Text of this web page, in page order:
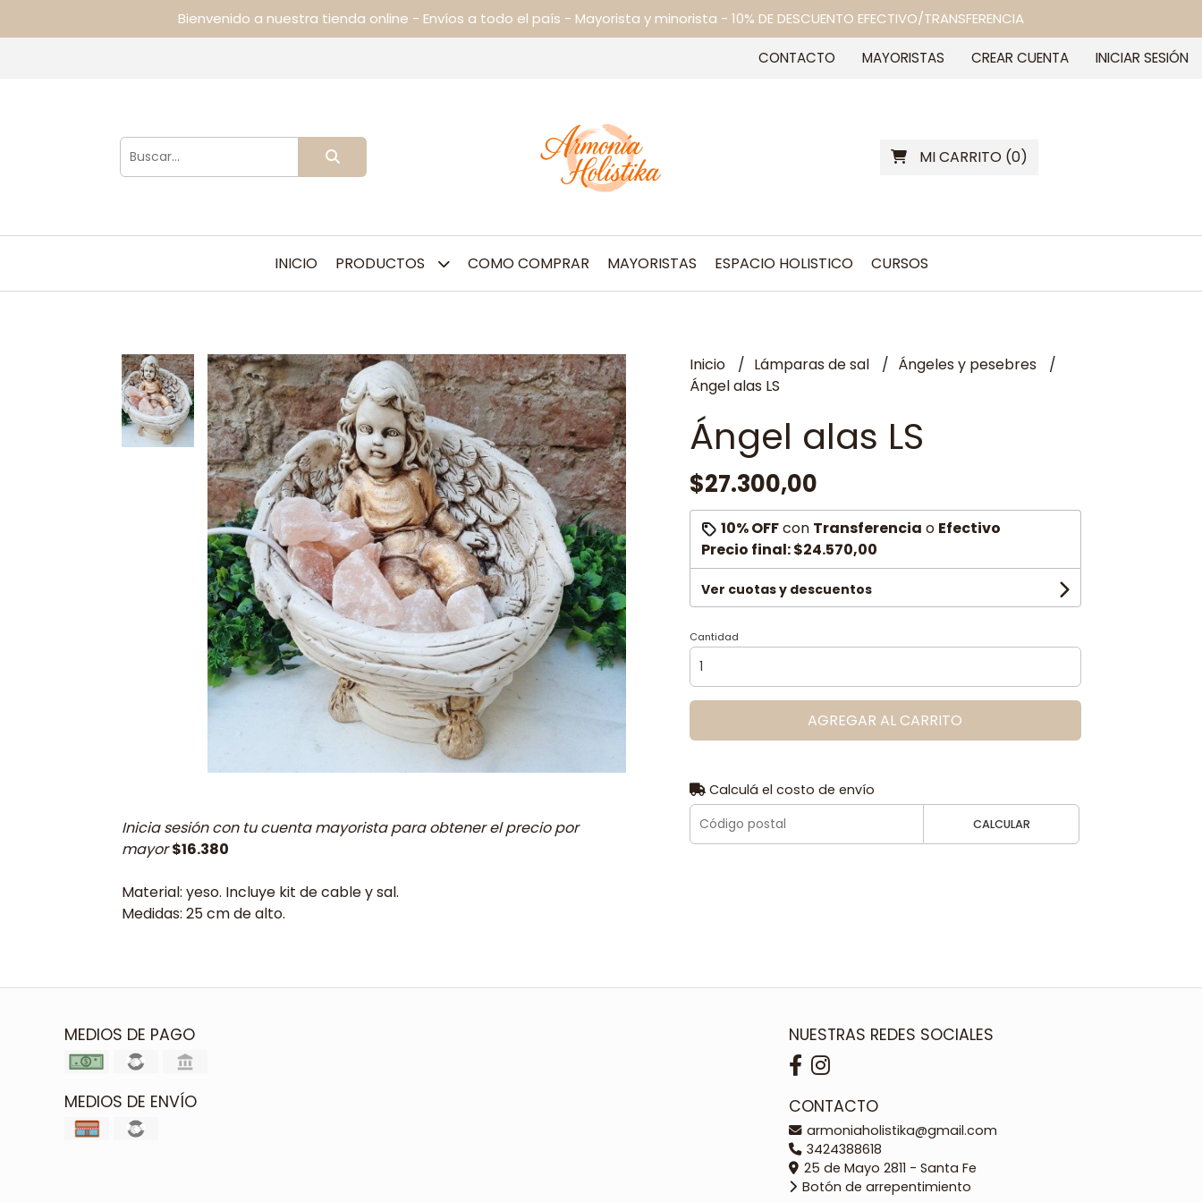
Bienvenido a nuestra tienda online - Envíos a todo el país - Mayorista y minorista - 10% DE DESCUENTO EFECTIVO/TRANSFERENCIA
CONTACTO MAYORISTAS CREAR CUENTA INICIAR SESIÓN
MI CARRITO(0)
INICIO PRODUCTOS COMO COMPRAR MAYORISTAS ESPACIO HOLISTICO CURSOS
Inicia sesión con tu cuenta mayorista para obtener el precio por
mayor$16.380
Material: yeso. Incluye kit de cable y sal.
Medidas: 25 cm de alto.
Inicio Lámparas de sal
Ángeles y pesebres
Ángel alas LS
Ángel alas LS
$27.300,00
10% OFFcon Transferencia o Efectivo
Precio final:$24.570,00
Ver cuotas y descuentos
Cantidad
AGREGAR AL CARRITO
Calculá el costo de envío
CALCULAR
MEDIOS DE PAGO
MEDIOS DE ENVÍO
NUESTRAS REDES SOCIALES
CONTACTO
armoniaholistika@gmail.com
3424388618
25 de Mayo 2811 - Santa Fe
Botón de arrepentimiento